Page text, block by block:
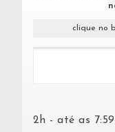
clique no
2h - até as